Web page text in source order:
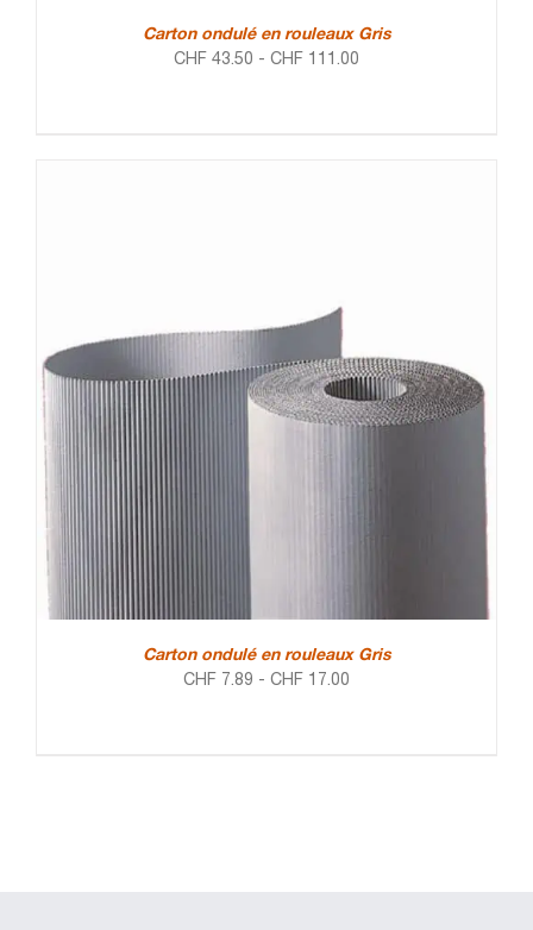
Carton ondulé en rouleaux Gris
CHF 43.50 - CHF 111.00
Carton ondulé en rouleaux Gris
CHF 7.89 - CHF 17.00